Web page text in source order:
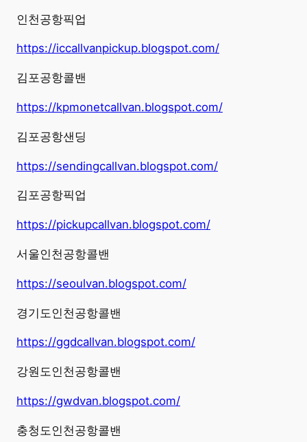
인천공항픽업
https://iccallvanpickup.blogspot.com/
김포공항콜밴
https://kpmonetcallvan.blogspot.com/
김포공항샌딩
https://sendingcallvan.blogspot.com/
김포공항픽업
https://pickupcallvan.blogspot.com/
서울인천공항콜밴
https://seoulvan.blogspot.com/
경기도인천공항콜밴
https://ggdcallvan.blogspot.com/
강원도인천공항콜밴
https://gwdvan.blogspot.com/
충청도인천공항콜밴